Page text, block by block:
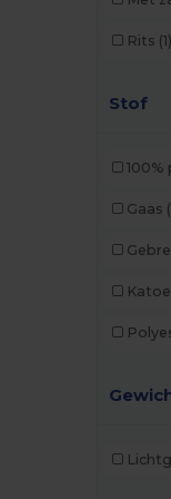
Rits (1)
Stof
100%
Gaas